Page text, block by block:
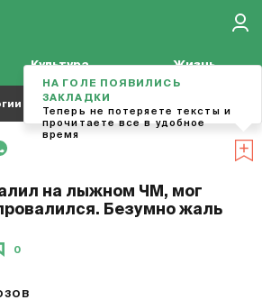
Культура Жизнь
Кино Футбол
на лыжном ЧМ, мог
Безумно жаль
0
НА ГОЛЕ ПОЯВИЛИСЬ
ЗАКЛАДКИ
Теперь не потеряете тексты и
прочитаете все в удобное
время